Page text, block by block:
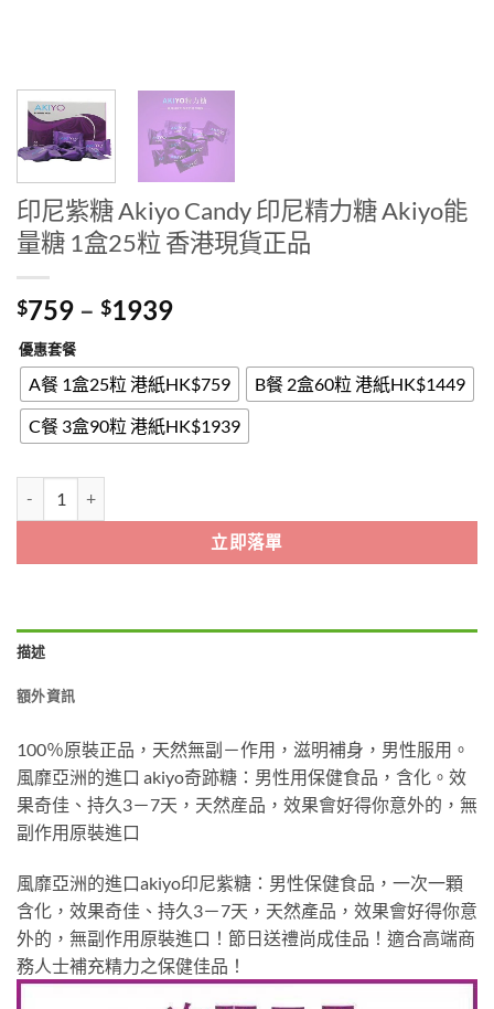
印尼紫糖 Akiyo Candy 印尼精力糖 Akiyo能
量糖 1盒25粒 香港現貨正品
$759 – $1939Price
$759
through
$1939
優惠套餐
A餐 1盒25粒 港紙HK$759
B餐 2盒60粒 港紙HK$1449
C餐 3盒90粒 港紙HK$1939
立即落單
描述
額外資訊
100％原裝正品，天然無副－作用，滋明補身，男性服用。
風靡亞洲的進口 akiyo奇跡糖：男性用保健食品，含化。效
果奇佳、持久3－7天，天然産品，效果會好得你意外的，無
副作用原裝進口
風靡亞洲的進口akiyo印尼紫糖：男性保健食品，一次一顆
含化，效果奇佳、持久3－7天，天然產品，效果會好得你意
外的，無副作用原裝進口！節日送禮尚成佳品！適合高端商
務人士補充精力之保健佳品！